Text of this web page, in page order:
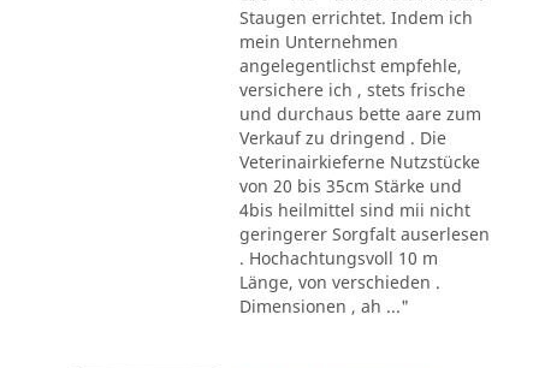
Staugen errichtet. Indem ich
mein Unternehmen
angelegentlichst empfehle,
versichere ich , stets frische
und durchaus bette aare zum
Verkauf zu dringend . Die
Veterinairkieferne Nutzstücke
von 20 bis 35cm Stärke und
4bis heilmittel sind mii nicht
geringerer Sorgfalt auserlesen
. Hochachtungsvoll 10 m
Länge, von verschieden .
Dimensionen , ah ..."